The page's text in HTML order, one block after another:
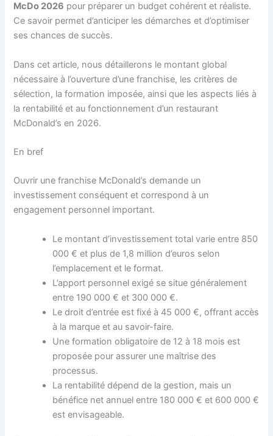
McDo 2026 pour préparer un budget cohérent et réaliste.
Ce savoir permet d’anticiper les démarches et d’optimiser
ses chances de succès.
Dans cet article, nous détaillerons le montant global
nécessaire à l’ouverture d’une franchise, les critères de
sélection, la formation imposée, ainsi que les aspects liés à
la rentabilité et au fonctionnement d’un restaurant
McDonald’s en 2026.
En bref
Ouvrir une franchise McDonald’s demande un
investissement conséquent et correspond à un
engagement personnel important.
Le montant d’investissement total varie entre 850
000 € et plus de 1,8 million d’euros selon
l’emplacement et le format.
L’apport personnel exigé se situe généralement
entre 190 000 € et 300 000 €.
Le droit d’entrée est fixé à 45 000 €, offrant accès
à la marque et au savoir-faire.
Une formation obligatoire de 12 à 18 mois est
proposée pour assurer une maîtrise des
processus.
La rentabilité dépend de la gestion, mais un
bénéfice net annuel entre 180 000 € et 600 000 €
est envisageable.